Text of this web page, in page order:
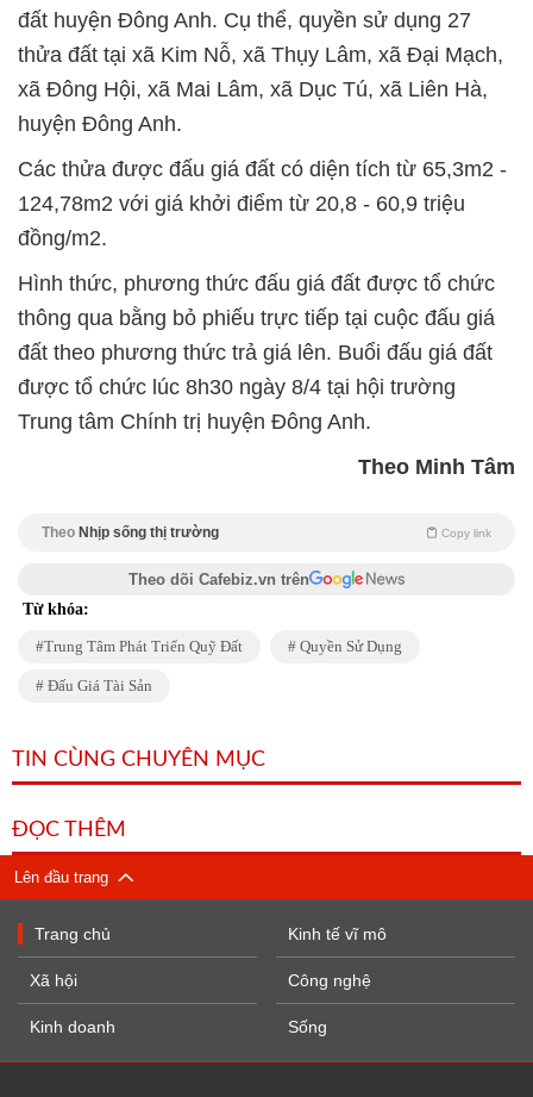
đất huyện Đông Anh. Cụ thể, quyền sử dụng 27
thửa đất tại xã Kim Nỗ, xã Thụy Lâm, xã Đại Mạch,
xã Đông Hội, xã Mai Lâm, xã Dục Tú, xã Liên Hà,
huyện Đông Anh.
Các thửa được đấu giá đất có diện tích từ 65,3m2 -
124,78m2 với giá khởi điểm từ 20,8 - 60,9 triệu
đồng/m2.
Hình thức, phương thức đấu giá đất được tổ chức
thông qua bằng bỏ phiếu trực tiếp tại cuộc đấu giá
đất theo phương thức trả giá lên. Buổi đấu giá đất
được tổ chức lúc 8h30 ngày 8/4 tại hội trường
Trung tâm Chính trị huyện Đông Anh.
Theo Minh Tâm
Theo Nhịp sống thị trường Copy link
Theo dõi Cafebiz.vn trên
Từ khóa:
Trung Tâm Phát Triển Quỹ Đất Quyền Sử Dụng
Đấu Giá Tài Sản
TIN CÙNG CHUYÊN MỤC
ĐỌC THÊM
Lên đầu trang
Trang chủ
Xã hội
Kinh doanh
Kinh tế vĩ mô
Công nghệ
Sống